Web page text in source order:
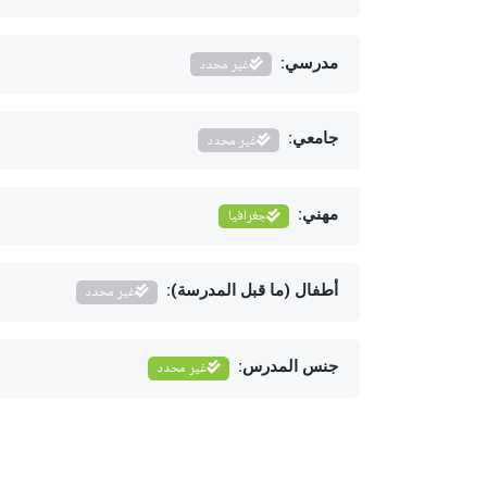
مدرسي: غير محدد
جامعي: غير محدد
مهني: جغرافيا
أطفال (ما قبل المدرسة): غير محدد
جنس المدرس: غير محدد